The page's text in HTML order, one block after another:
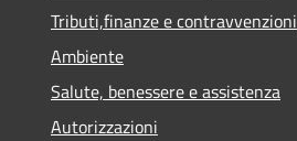
Tributi,finanze e contravvenzioni
Ambiente
Salute, benessere e assistenza
Autorizzazioni